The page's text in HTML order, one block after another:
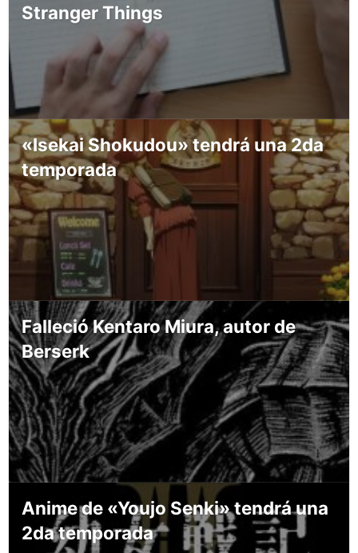
Stranger Things
«Isekai Shokudou» tendrá una 2da
temporada
Falleció Kentaro Miura, autor de
Berserk
Anime de «Youjo Senki» tendrá una
2da temporada